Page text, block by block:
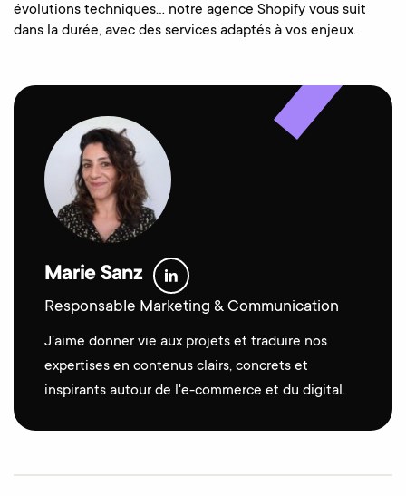
évolutions techniques… notre agence Shopify vous suit
dans la durée, avec des services adaptés à vos enjeux.
Marie Sanz
Responsable Marketing & Communication
J’aime donner vie aux projets et traduire nos
expertises en contenus clairs, concrets et
inspirants autour de l'e-commerce et du digital.